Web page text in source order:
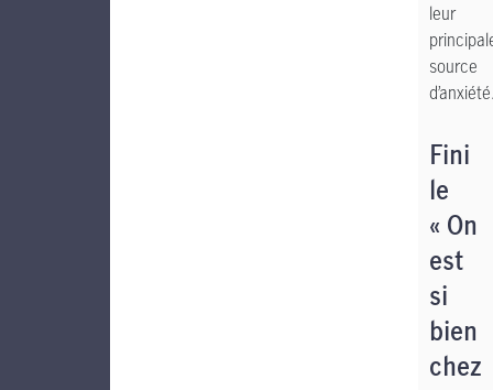
leur
source
Fini
le
« On
est
si
bien
chez